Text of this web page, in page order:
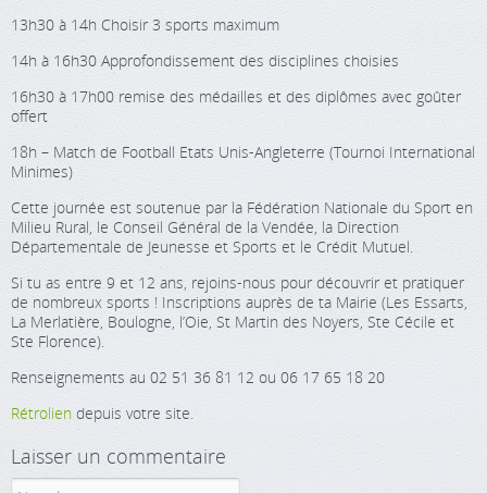
13h30 à 14h Choisir 3 sports maximum
14h à 16h30 Approfondissement des disciplines choisies
16h30 à 17h00 remise des médailles et des diplômes avec goûter
offert
18h – Match de Football Etats Unis-Angleterre (Tournoi International
Minimes)
Cette journée est soutenue par la Fédération Nationale du Sport en
Milieu Rural, le Conseil Général de la Vendée, la Direction
Départementale de Jeunesse et Sports et le Crédit Mutuel.
Si tu as entre 9 et 12 ans, rejoins-nous pour découvrir et pratiquer
de nombreux sports ! Inscriptions auprès de ta Mairie (Les Essarts,
La Merlatière, Boulogne, l’Oie, St Martin des Noyers, Ste Cécile et
Ste Florence).
Renseignements au 02 51 36 81 12 ou 06 17 65 18 20
Rétrolien depuis votre site.
Laisser un commentaire